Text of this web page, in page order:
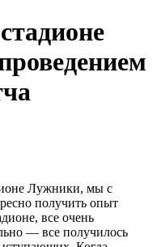
Лужники, мы с
получить опыт
все очень
— все получилось